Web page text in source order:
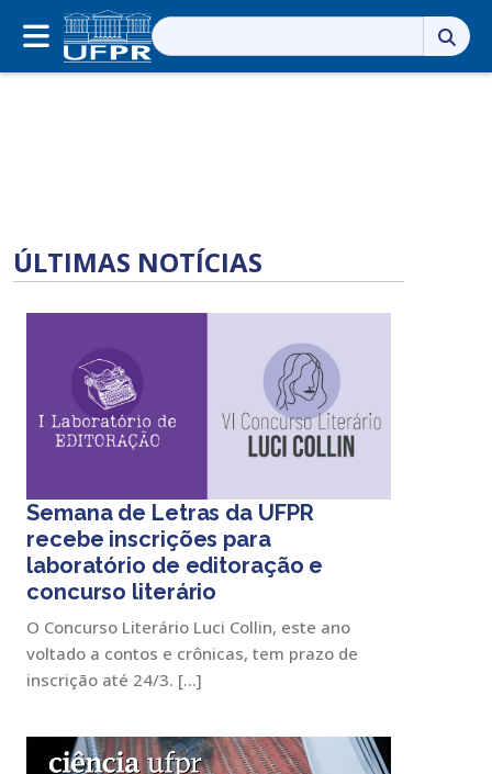
Pesquisar
por:
ÚLTIMAS NOTÍCIAS
Semana de Letras da UFPR
recebe inscrições para
laboratório de editoração e
concurso literário
O Concurso Literário Luci Collin, este ano
voltado a contos e crônicas, tem prazo de
inscrição até 24/3. […]